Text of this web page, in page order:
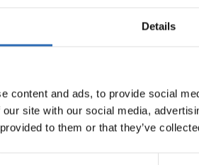
Details
content and ads, to provide social
site with our social media,
to them or that they’ve
NTEX
NTEX Inrikes Same Day Express